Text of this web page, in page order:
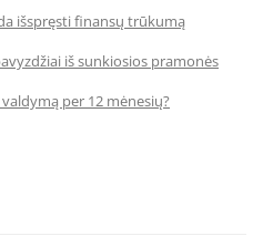
išspręsti finansų trūkumą
iš sunkiosios pramonės
per 12 mėnesių?